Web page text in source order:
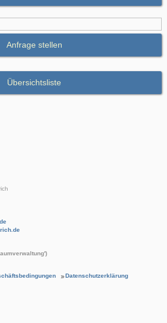
Anfrage stellen
Übersichtsliste
Datenschutzerklärung